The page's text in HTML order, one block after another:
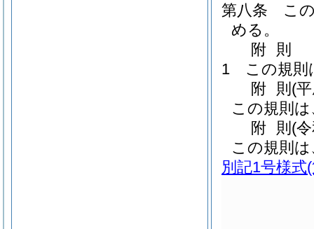
第八条
こ
める。
附 則
1
この規則
附 則 (
この規則
附 則 (
この規則
別記1号様式